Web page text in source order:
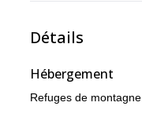
Détails
Hébergement
Refuges de montagne.